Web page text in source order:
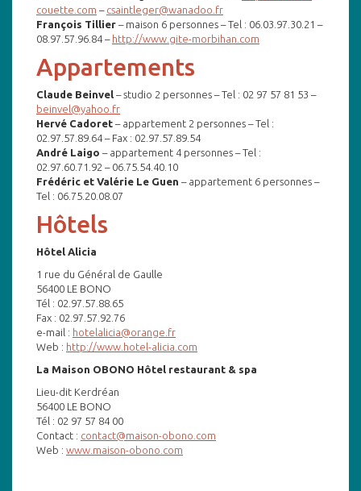
couette.com – csaintleger@wanadoo.fr
François Tillier – maison 6 personnes – Tel : 06.03.97.30.21 –
08.97.57.96.84 – http://www.gite-morbihan.com
Appartements
Claude Beinvel – studio 2 personnes – Tel : 02 97 57 81 53 –
beinvel@yahoo.fr
Hervé Cadoret – appartement 2 personnes – Tel :
02.97.57.89.64 – Fax : 02.97.57.89.54
André Laigo – appartement 4 personnes – Tel :
02.97.60.71.92 – 06.75.54.40.10
Frédéric et Valérie Le Guen – appartement 6 personnes –
Tel : 06.75.20.08.07
Hôtels
Hôtel Alicia
1 rue du Général de Gaulle
56400 LE BONO
Tél : 02.97.57.88.65
Fax : 02.97.57.92.76
e-mail : hotelalicia@orange.fr
Web : http://www.hotel-alicia.com
La Maison OBONO Hôtel restaurant & spa
Lieu-dit Kerdréan
56400 LE BONO
Tél : 02 97 57 84 00
Contact : contact@maison-obono.com
Web : www.maison-obono.com